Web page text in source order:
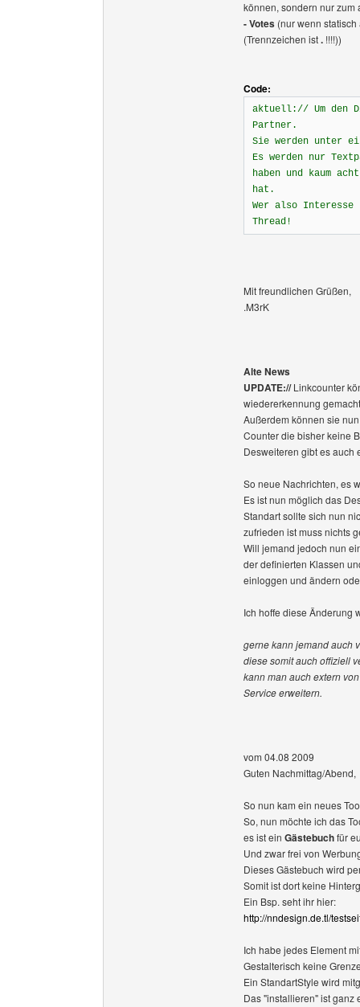
können, sondern nur zum
- Votes (nur wenn
(Trennzeichen ist. !!!!))
Code:
aktuell:// Um den
Partner.
Sie werden unter
Es werden nur
haben und kaum
hat.
Wer also
Thread!
Mit freundlichen Grüßen,
.M3rK
Alte News
UPDATE://Linkcounter
wiedererkennung
Außerdem können sie
Counter die bisher keine
Desweiteren gibt es auch
So neue Nachrichten, es
Es ist nun möglich das
Standart sollte sich nun
zufrieden ist muss nichts
Will jemand jedoch nun
der definierten Klassen
einloggen und ändern
Ich hoffe diese Änderung
gerne kann jemand auch
diese somit auch offiziell
kann man auch extern
Service erweitern.
vom 04.08 2009
Guten Nachmittag/Abend,
So nun kam ein neues
So, nun möchte ich das
es ist ein Gästebuchfür
Und zwar frei von
Dieses Gästebuch wird
Somit ist dort keine
Ein Bsp. seht ihr hier:
http://nndesign.de.tl/
Ich habe jedes Element
Gestalterisch keine
Ein StandartStyle wird
Das "installieren" ist ganz